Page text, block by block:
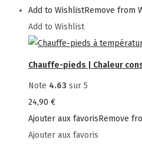
Add to WishlistRemove from
Add to Wishlist
Chauffe-pieds | Chaleur
Note 4.63 sur 5
24,90 €
Ajouter aux favorisRemove
Ajouter aux favoris